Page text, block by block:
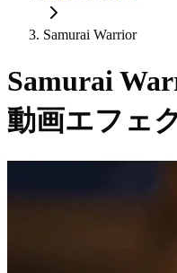
Samurai Warrior
Samurai
動画エフェ